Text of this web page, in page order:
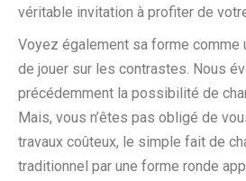
véritable invitation à profiter de
Voyez également sa forme comme
de jouer sur les contrastes. Nous
précédemment la possibilité de
Mais, vous n’êtes pas obligé de
travaux coûteux, le simple fait de
traditionnel par une forme ronde